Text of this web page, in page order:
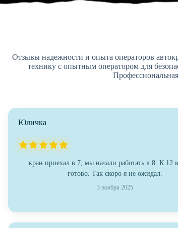
Отзывы надежности и опыта операторов
технику с опытным оператором для
Юличка
кран приехал в 7, мы начали работать в 8. К 12
готово. Так скоро я не ожидал.
3 ноября 2025